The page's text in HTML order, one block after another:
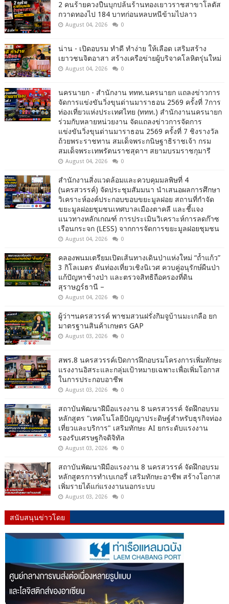
2 คนร้ายควงปืนบุกปล้นร้านทองเยาวราชสาขาโลตัส
กวาดทองไป 184 บาทก่อนหลบหนีข้ามไปลาว
August 04, 2026 0
น่าน - เปิดอบรม ทำดี ทำง่าย ให้เลือด เสริมสร้าง
เยาวชนจิตอาสา สร้างเครือข่ายผู้บริจาคโลหิตรุ่นใหม่
August 04, 2026 0
นครนายก - สำนักงาน ททท.นครนายก แถลงข่าวการ
จัดการแข่งขันวิ่งขุนด่านมาราธอน 2569 ครั้งที่ 7การ
ท่องเที่ยวแห่งประเทศไทย (ททท.) สำนักงานนครนายก
ร่วมกับหลายหน่วยงาน จัดแถลงข่าวการจัดการ
แข่งขันวิ่งขุนด่านมาราธอน 2569 ครั้งที่ 7 ชิงรางวัล
ถ้วยพระราชทาน สมเด็จพระกนิษฐาธิราชเจ้า กรม
สมเด็จพระเทพรัตนราชสุดาฯ สยามบรมราชกุมารี
August 04, 2026 0
สำนักงานสิ่งแวดล้อมและควบคุมมลพิษที่ 4
(นครสวรรค์) จัดประชุมสัมมนา นำเสนอผลการศึกษา
วิเคราะห์องค์ประกอบขอบขยะมูลฝอย สถานที่กำจัด
ขยะมูลฝอยชุมชนเทศบาลเมืองตาคลี และชี้แจง
แนวทางหลักเกณฑ์ การประเมินวิเคราะห์การลดก๊าซ
เรือนกระจก (LESS) จากการจัดการขยะมูลฝอยชุมชน
August 04, 2026 0
คลองพนมเตรียมเปิดเส้นทางเดินป่าแห่งใหม่ “ถ้ำแก้ว”
3 กิโลเมตร ดันท่องเที่ยวเชิงนิเวศ ควบคู่อนุรักษ์ผืนป่า
แก้ปัญหาช้างป่า และตรวจสิทธิถือครองที่ดิน
สุราษฎร์ธานี –
August 04, 2026 0
ผู้ว่าฯนครสวรรค์ พาชมสวนฝรั่งกิมจูบ้านมะเกลือ ยก
มาตรฐานสินค้าเกษตร GAP
August 03, 2026 0
สพร.8 นครสวรรค์เปิดการฝึกอบรมโครงการเพิ่มทักษะ
แรงงานอิสระและกลุ่มเป้าหมายเฉพาะเพื่อเพิ่มโอกาส
ในการประกอบอาชีพ
August 03, 2026 0
สถาบันพัฒนาฝีมือแรงงาน 8 นครสวรรค์ จัดฝึกอบรม
หลักสูตร "เทคโนโลยีปัญญาประดิษฐ์สำหรับธุรกิจท่อง
เที่ยวและบริการ" เสริมทักษะ AI ยกระดับแรงงาน
รองรับเศรษฐกิจดิจิทัล
August 03, 2026 0
สถาบันพัฒนาฝีมือแรงงาน 8 นครสวรรค์ จัดฝึกอบรม
หลักสูตรการทำเบเกอรี่ เสริมทักษะอาชีพ สร้างโอกาส
เพิ่มรายได้แก่แรงงานนอกระบบ
August 03, 2026 0
สนับสนุนข่าวโดย